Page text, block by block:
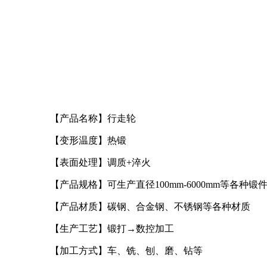
【产品名称】行走轮
【变形温度】热锻
【表面处理】调质+淬火
【产品规格】可生产直径100mm-6000mm等各种锻件
【产品材质】碳钢、合金钢、不锈钢等各种材质
【生产工艺】锻打→数控加工
【加工方式】车、铣、刨、磨、钻等